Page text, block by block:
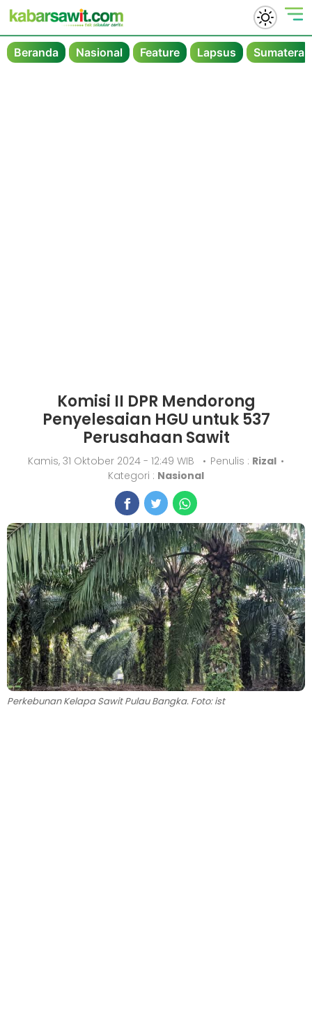
Beranda Nasional Feature Lapsus Sumatera
Komisi II DPR Mendorong
Penyelesaian HGU untuk 537
Perusahaan Sawit
Kamis, 31 Oktober 2024 - 12:49 WIB • Penulis : Rizal •
Kategori : Nasional
Perkebunan Kelapa Sawit Pulau Bangka. Foto: ist